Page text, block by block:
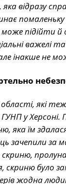
відразу
може підійти
важелі
інакше не
які
у Херсоні.
яка їм
зачепили
скриню було
жодна